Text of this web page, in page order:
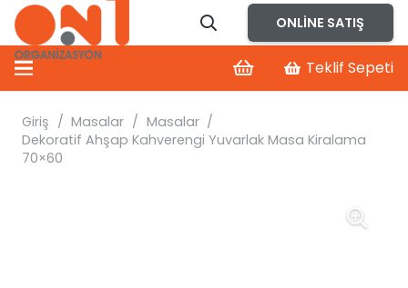
ONLINE SATIŞ
Teklif Sepeti
Giriş / Masalar / Masalar /
Dekoratif Ahşap Kahverengi Yuvarlak Masa Kiralama
70×60